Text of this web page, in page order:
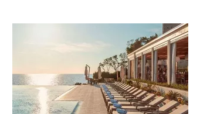
preuzimanje vodećih dioničara